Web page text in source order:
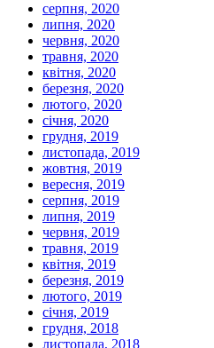
серпня, 2020
липня, 2020
червня, 2020
травня, 2020
квітня, 2020
березня, 2020
лютого, 2020
січня, 2020
грудня, 2019
листопада, 2019
жовтня, 2019
вересня, 2019
серпня, 2019
липня, 2019
червня, 2019
травня, 2019
квітня, 2019
березня, 2019
лютого, 2019
січня, 2019
грудня, 2018
листопада, 2018